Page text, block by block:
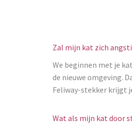
Zal mijn kat zich
We beginnen met je
de nieuwe omgeving.
Feliway-stekker krijgt
Wat als mijn kat door